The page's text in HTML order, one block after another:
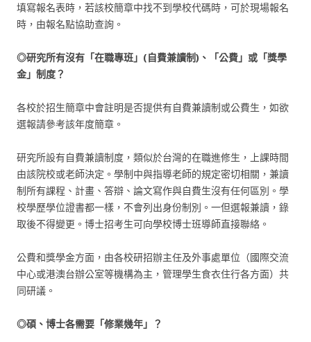
填寫報名表時，若該校簡章中找不到學校代碼時，可於現場報名
時，由報名點協助查詢。
◎研究所有沒有「在職專班」(自費兼讀制) 、「公費」或「獎學
金」制度？
各校於招生簡章中會註明是否提供有自費兼讀制或公費生，如欲
選報請參考該年度簡章。
研究所設有自費兼讀制度，類似於台灣的在職進修生，上課時間
由該院校或老師決定。學制中與指導老師的規定密切相關，兼讀
制所有課程、計畫、答辯、論文寫作與自費生沒有任何區別。學
校學歷學位證書都一樣，不會列出身份制別。一但選報兼讀，錄
取後不得變更。博士招考生可向學校博士班導師直接聯絡。
公費和獎學金方面，由各校研招辦主任及外事處單位（國際交流
中心或港澳台辦公室等機構為主，管理學生食衣住行各方面）共
同研議。
◎碩、博士各需要「修業幾年」？